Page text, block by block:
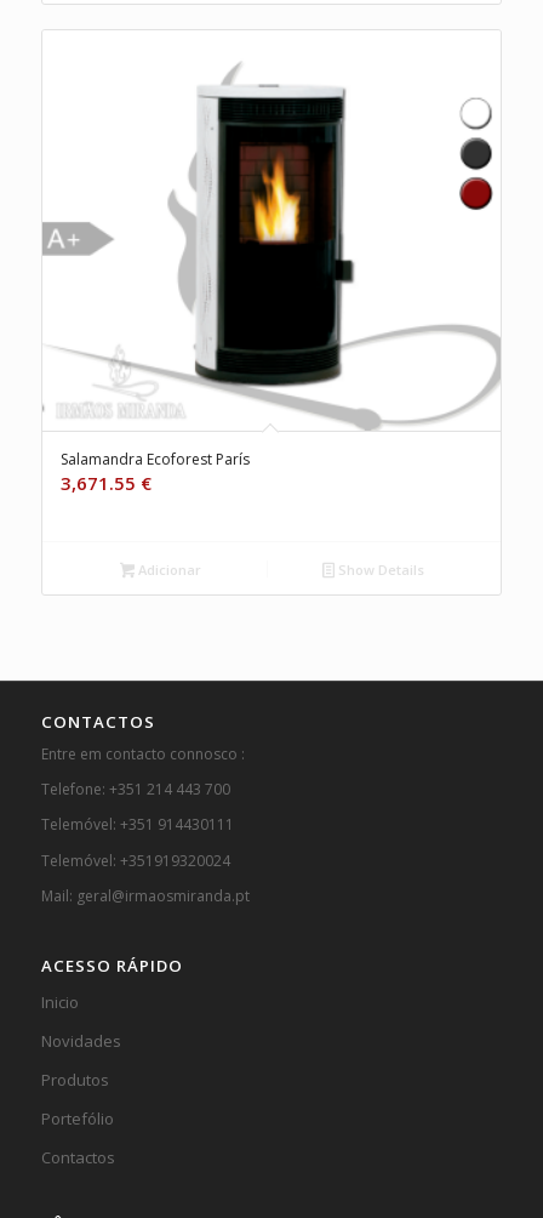
Salamandra Ecoforest París
3,671.55 €
Adicionar Show Details
CONTACTOS
Entre em contacto connosco :
Telefone: +351 214 443 700
Telemóvel: +351 914430111
Telemóvel: +351919320024
Mail: geral@irmaosmiranda.pt
ACESSO RÁPIDO
Inicio
Novidades
Produtos
Portefólio
Contactos